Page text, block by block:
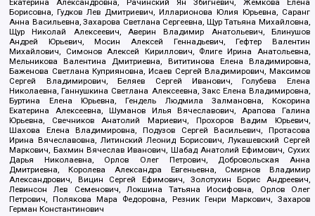
Екатерина Александровна, Рачинский Ян Збигневич, Жемкова Елена
Борисовна, Гудков Лев Дмитриевич, Илларионова Юлия Юрьевна, Саранг
Анна Васильевна, Захарова Светлана Сергеевна, Щур Татьяна Михайловна,
Щур Николай Алексеевич, Аверин Владимир Анатольевич, Блинушов
Андрей Юрьевич, Мосин Алексей Геннадьевич, Гефтер Валентин
Михайлович, Симонов Алексей Кириллович, Флиге Ирина Анатольевна,
Мельникова Валентина Дмитриевна, Вититинова Елена Владимировна,
Баженова Светлана Куприяновна, Исаев Сергей Владимирович, Максимов
Сергей Владимирович, Беляев Сергей Иванович, Голубева Елена
Николаевна, Ганнушкина Светлана Алексеевна, Закс Елена Владимировна,
Буртина Елена Юрьевна, Гендель Людмила Залмановна, Кокорина
Екатерина Алексеевна, Шуманов Илья Вячеславович, Арапова Галина
Юрьевна, Свечников Анатолий Мариевич, Прохоров Вадим Юрьевич,
Шахова Елена Владимировна, Подузов Сергей Васильевич, Протасова
Ирина Вячеславовна, Литинский Леонид Борисович, Лукашевский Сергей
Маркович, Бахмин Вячеслав Иванович, Шабад Анатолий Ефимович, Сухих
Дарья Николаевна, Орлов Олег Петрович, Добровольская Анна
Дмитриевна, Королева Александра Евгеньевна, Смирнов Владимир
Александрович, Вицин Сергей Ефимович, Золотухин Борис Андреевич,
Левинсон Лев Семенович, Локшина Татьяна Иосифовна, Орлов Олег
Петрович, Полякова Мара Федоровна, Резник Генри Маркович, Захаров
Герман Константинович